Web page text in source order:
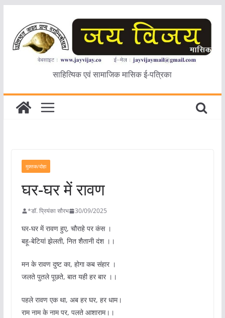
content
साहित्यिक एवं सामाजिक मासिक ई-पत्रिका
मुक्तक/दोहा
घर-घर में रावण
*डॉ. प्रियंका सौरभ 30/09/2025
घर-घर में रावण हुए, चौराहे पर कंस ।
बहू-बेटियां झेलती, नित शैतानी दंश ।।
मन के रावण दुष्ट का, होगा कब संहार ।
जलते पुतले पूछते, बात यही हर बार ।।
पहले रावण एक था, अब हर घर, हर धाम।
राम नाम के नाम पर, पलते आशाराम।।